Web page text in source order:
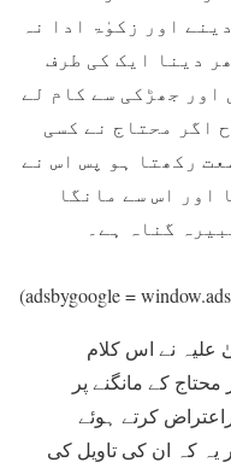
اور زکوٰۃ ادا نہ
دينا ايک کی طرف
اور جھڑکی سے کام لے
اگر محتاج نے کسی
رکھتا ہو پس اس نے
اور اس سے مانگا
گناہ ہے۔
(adsbygoogle =
علیہ نے اس کلام
کے مانگنے پر
کرتے ہوئے
يہ کہ ان کی تاويل کی